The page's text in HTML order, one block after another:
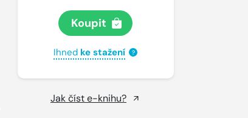
Koupit
Ihned ke stažení ?
Jak číst e-knihu?